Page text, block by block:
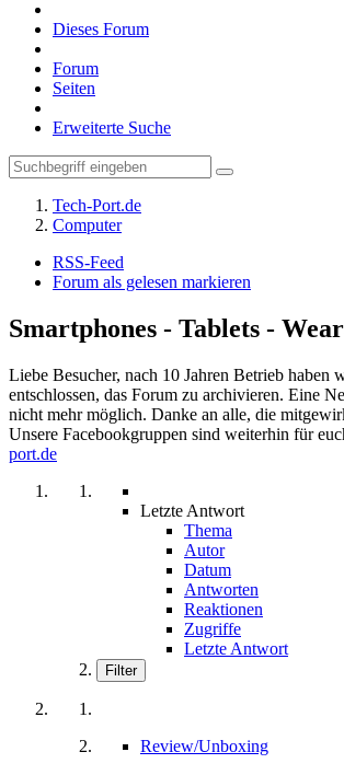
Dieses Forum
Forum
Seiten
Erweiterte Suche
Tech-Port.de
Computer
RSS-Feed
Forum als gelesen markieren
Smartphones - Tablets -
Liebe Besucher, nach 10 Jahren Betrieb haben
entschlossen, das Forum zu archivieren. Eine
nicht mehr möglich. Danke an alle, die
Unsere Facebookgruppen sind weiterhin für
port.de
Letzte Antwort
Thema
Autor
Datum
Antworten
Reaktionen
Zugriffe
Letzte Antwort
Filter
Review/Unboxing